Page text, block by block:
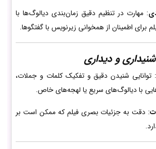
: مهارت در تنظیم دقیق زمان‌بندی دیالوگ‌ها با
برای اطمینان از همخوانی زیرنویس با گفتگوها.
: توانایی شنیدن دقیق و تفکیک کلمات و جملات،
با دیالوگ‌های سریع یا لهجه‌های خاص.
: دقت به جزئیات بصری فیلم که ممکن است بر